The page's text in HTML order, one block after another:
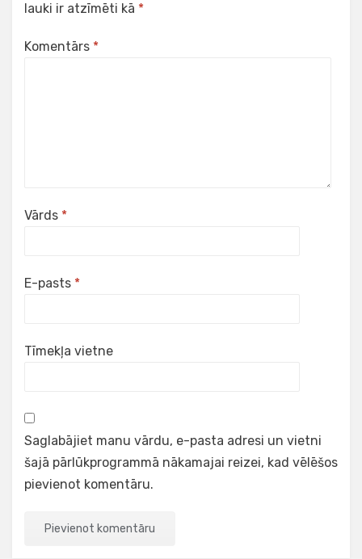
lauki ir atzīmēti kā *
Komentārs *
Vārds *
E-pasts *
Tīmekļa vietne
Saglabājiet manu vārdu, e-pasta adresi un vietni
šajā pārlūkprogrammā nākamajai reizei, kad vēlēšos
pievienot komentāru.